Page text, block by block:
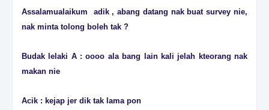
Assalamualaikum adik , abang datang nak buat survey nie,
nak minta tolong boleh tak ?
Budak lelaki A : oooo ala bang lain kali jelah kteorang nak
makan nie
Acik : kejap jer dik tak lama pon